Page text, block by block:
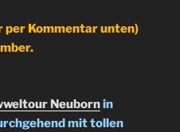
per Kommentar unten)
Neubornin
mit tollen